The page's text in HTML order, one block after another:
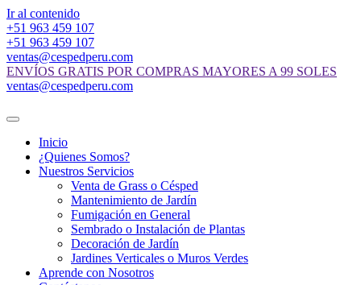
Ir al contenido
+51 963 459 107
+51 963 459 107
ventas@cespedperu.com
ENVÍOS GRATIS POR COMPRAS MAYORES A 99 SOLES
ventas@cespedperu.com
Inicio
¿Quienes Somos?
Nuestros Servicios
Venta de Grass o Césped
Mantenimiento de Jardín
Fumigación en General
Sembrado o Instalación de Plantas
Decoración de Jardín
Jardines Verticales o Muros Verdes
Aprende con Nosotros